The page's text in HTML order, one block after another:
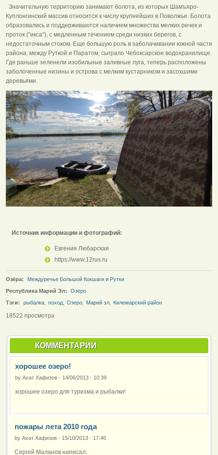
Значительную территорию занимают болота, из которых Шамъяро-
Куплонгинский массив относится к числу крупнейших в Поволжье. Болота
образовались и поддерживаются наличием множества мелких речек и
проток ("икса"), с медленным течением среди низких берегов, с
недостаточным стоком. Еще большую роль в заболачивании южной части
района, между Руткой и Паратом, сыграло Чебоксарское водохранилище.
Где раньше зеленели изобильные заливные луга, теперь расположены
заболоченные низины и острова с мелким кустарником и засохшими
деревьями.
Источник информации и фотографий:
Евгения Любарская
https://www.12rus.ru
Озёра:
Междуречье Большой Кокшаги и Рутки
Республика Марий Эл:
Озеро
Тэги:
рыбалка поход Озеро Марий эл Килемарский район
18522 просмотра
КОММЕНТАРИИ
хорошее озеро!
by Ахат Хафизов - 14/06/2013 - 10:39
хорошее озеро для туризма и рыбалки!
пожары лета 2010 года
by Ахат Хафизов - 15/10/2013 - 17:46
Сергей Маланов написал: